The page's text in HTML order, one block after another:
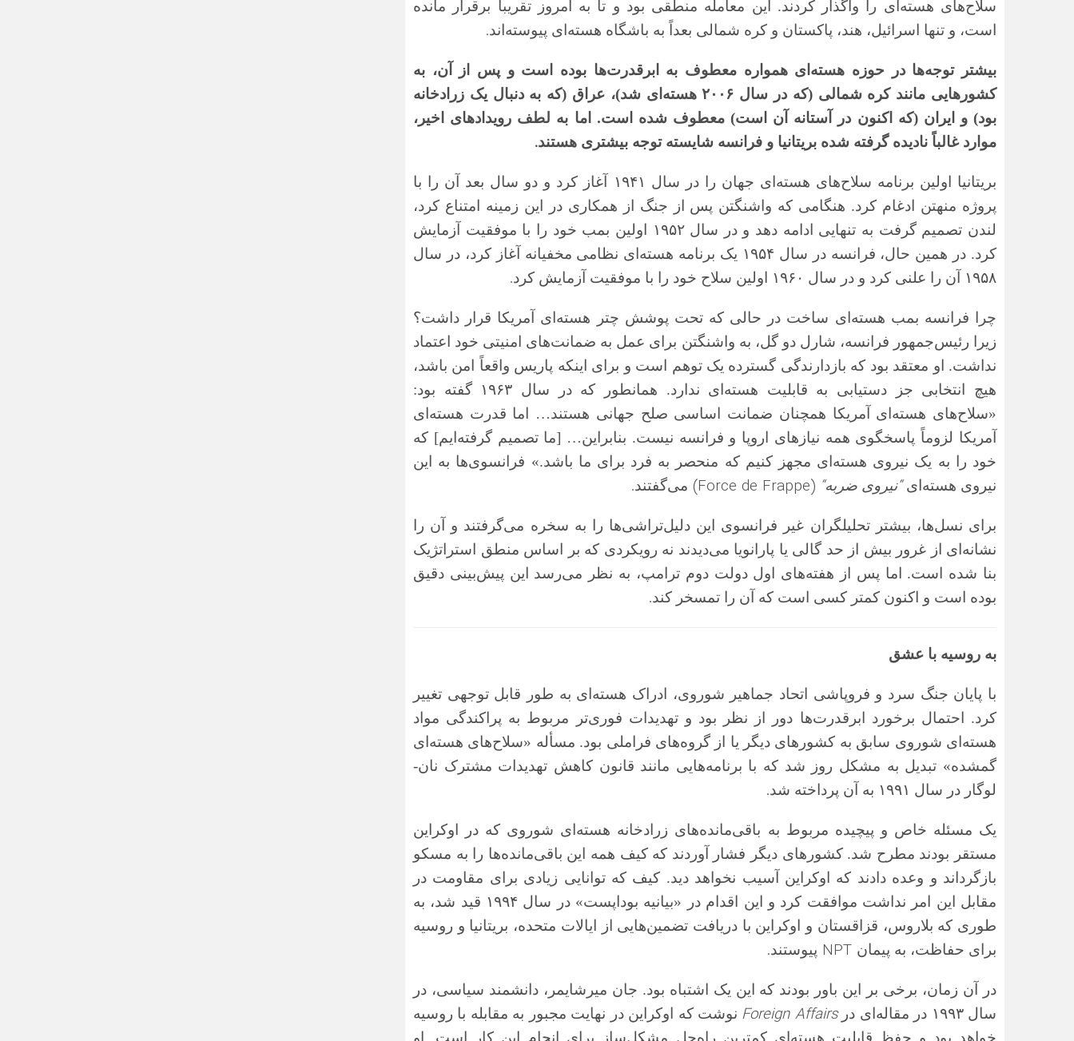
سلاح‌های هسته‌ای را واگذار کردند. این معامله منطقی بود و تا به امروز تقریبا برقرار مانده
است، و تنها اسرائیل، هند، پاکستان و کره شمالی بعداً به باشگاه هسته‌ای پیوسته‌اند.
بیشتر توجه‌ها در حوزه هسته‌ای همواره معطوف به ابرقدرت‌ها بوده است و پس از آن، به
کشورهایی مانند کره شمالی (که در سال ۲۰۰۶ هسته‌ای شد)، عراق (که به دنبال یک زرادخانه
بود) و ایران (که اکنون در آستانه آن است) معطوف شده است. اما به لطف رویدادهای اخیر،
موارد غالباً نادیده گرفته شده بریتانیا و فرانسه شایسته توجه بیشتری هستند.
بریتانیا اولین برنامه سلاح‌های هسته‌ای جهان را در سال ۱۹۴۱ آغاز کرد و دو سال بعد آن را با
پروژه منهتن ادغام کرد. هنگامی که واشنگتن پس از جنگ از همکاری در این زمینه امتناع کرد،
لندن تصمیم گرفت به تنهایی ادامه دهد و در سال ۱۹۵۲ اولین بمب خود را با موفقیت آزمایش
کرد. در همین حال، فرانسه در سال ۱۹۵۴ یک برنامه هسته‌ای نظامی مخفیانه آغاز کرد، در سال
۱۹۵۸ آن را علنی کرد و در سال ۱۹۶۰ اولین سلاح خود را با موفقیت آزمایش کرد
.
چرا فرانسه بمب هسته‌ای ساخت در حالی که تحت پوشش چتر هسته‌ای آمریکا قرار داشت؟
زیرا رئیس‌جمهور فرانسه، شارل دو گل، به واشنگتن برای عمل به ضمانت‌های امنیتی خود اعتماد
نداشت. او معتقد بود که بازدارندگی گسترده یک توهم است و برای اینکه پاریس واقعاً امن باشد،
هیچ انتخابی جز دستیابی به قابلیت هسته‌ای ندارد. همانطور که در سال ۱۹۶۳ گفته بود:
«سلاح‌های هسته‌ای آمریکا همچنان ضمانت اساسی صلح جهانی هستند… اما قدرت هسته‌ای
آمریکا لزوماً پاسخگوی همه نیازهای اروپا و فرانسه نیست. بنابراین… [ما تصمیم گرفته‌ایم] که
خود را به یک نیروی هسته‌ای مجهز کنیم که منحصر به فرد برای ما باشد.» فرانسوی‌ها به این
نیروی هسته‌ای“نیروی ضربه“
(Force de Frappe) می‌گفتند.
برای نسل‌ها، بیشتر تحلیلگران غیر فرانسوی این دلیل‌تراشی‌ها را به سخره می‌گرفتند و آن را
نشانه‌ای از غرور بیش از حد گالی یا پارانویا می‌دیدند نه رویکردی که بر اساس منطق استراتژیک
بنا شده است. اما پس از هفته‌های اول دولت دوم ترامپ، به نظر می‌رسد این پیش‌بینی دقیق
بوده است و اکنون کمتر کسی است که آن را تمسخر کند.
به روسیه با عشق
با پایان جنگ سرد و فروپاشی اتحاد جماهیر شوروی، ادراک هسته‌ای به طور قابل توجهی تغییر
کرد. احتمال برخورد ابرقدرت‌ها دور از نظر بود و تهدیدات فوری‌تر مربوط به پراکندگی مواد
هسته‌ای شوروی سابق به کشورهای دیگر یا از گروه‌های فراملی بود. مسأله «سلاح‌های هسته‌ای
گمشده» تبدیل به مشکل روز شد که با برنامه‌هایی مانند قانون کاهش تهدیدات مشترک نان-
لوگار در سال ۱۹۹۱ به آن پرداخته شد
.
یک مسئله خاص و پیچیده مربوط به باقی‌مانده‌های زرادخانه هسته‌ای شوروی که در اوکراین
مستقر بودند مطرح شد. کشورهای دیگر فشار آوردند که کیف همه این باقی‌مانده‌ها را به مسکو
بازگرداند و وعده دادند که اوکراین آسیب نخواهد دید. کیف که توانایی زیادی برای مقاومت در
مقابل این امر نداشت موافقت کرد و این اقدام در «بیانیه بوداپست» در سال ۱۹۹۴ قید شد، به
طوری که بلاروس، قزاقستان و اوکراین با دریافت تضمین‌هایی از ایالات متحده، بریتانیا و روسیه
برای حفاظت، به پیمان NPT پیوستند.
در آن زمان، برخی بر این باور بودند که این یک اشتباه بود. جان میرشایمر، دانشمند سیاسی، در
سال ۱۹۹۳ در مقاله‌ای در
Foreign Affairs نوشت که اوکراین در نهایت مجبور به مقابله با روسیه